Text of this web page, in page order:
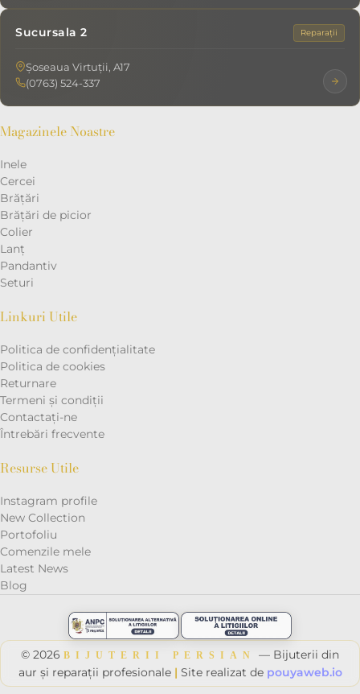
Sucursala 2 Reparații
Șoseaua Virtuții, A17
(0763) 524-337
Magazinele Noastre
Inele
Cercei
Brățări
Brățări de picior
Colier
Lanț
Pandantiv
Seturi
Linkuri Utile
Politica de confidențialitate
Politica de cookies
Returnare
Termeni și condiții
Contactaţi-ne
Întrebări frecvente
Resurse Utile
Instagram profile
New Collection
Portofoliu
Comenzile mele
Latest News
Blog
© 2026 BIJUTERII PERSIAN
— Bijuterii din
aur și reparații profesionale | Site realizat de pouyaweb.io